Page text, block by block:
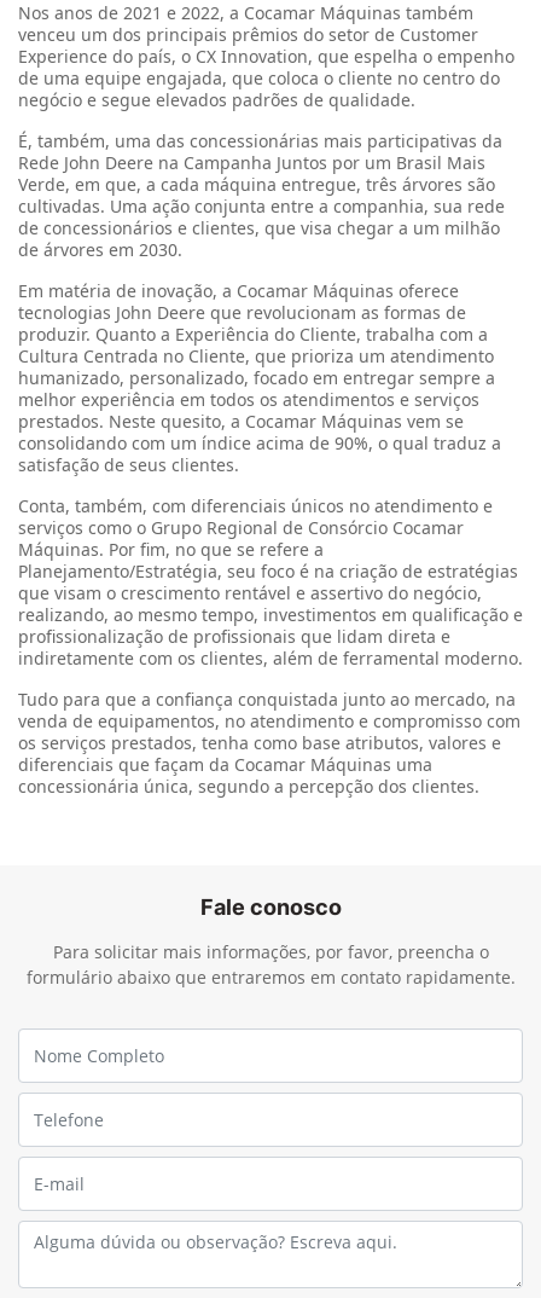
Nos anos de 2021 e 2022, a Cocamar Máquinas também
venceu um dos principais prêmios do setor de Customer
Experience do país, o CX Innovation, que espelha o empenho
de uma equipe engajada, que coloca o cliente no centro do
negócio e segue elevados padrões de qualidade.
É, também, uma das concessionárias mais participativas da
Rede John Deere na Campanha Juntos por um Brasil Mais
Verde, em que, a cada máquina entregue, três árvores são
cultivadas. Uma ação conjunta entre a companhia, sua rede
de concessionários e clientes, que visa chegar a um milhão
de árvores em 2030.
Em matéria de inovação, a Cocamar Máquinas oferece
tecnologias John Deere que revolucionam as formas de
produzir. Quanto a Experiência do Cliente, trabalha com a
Cultura Centrada no Cliente, que prioriza um atendimento
humanizado, personalizado, focado em entregar sempre a
melhor experiência em todos os atendimentos e serviços
prestados. Neste quesito, a Cocamar Máquinas vem se
consolidando com um índice acima de 90%, o qual traduz a
satisfação de seus clientes.
Conta, também, com diferenciais únicos no atendimento e
serviços como o Grupo Regional de Consórcio Cocamar
Máquinas. Por fim, no que se refere a
Planejamento/Estratégia, seu foco é na criação de estratégias
que visam o crescimento rentável e assertivo do negócio,
realizando, ao mesmo tempo, investimentos em qualificação e
profissionalização de profissionais que lidam direta e
indiretamente com os clientes, além de ferramental moderno.
Tudo para que a confiança conquistada junto ao mercado, na
venda de equipamentos, no atendimento e compromisso com
os serviços prestados, tenha como base atributos, valores e
diferenciais que façam da Cocamar Máquinas uma
concessionária única, segundo a percepção dos clientes.
Fale conosco
Para solicitar mais informações, por favor, preencha o
formulário abaixo que entraremos em contato rapidamente.